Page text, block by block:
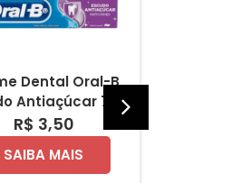
Dental Oral-B
Antiaçúcar 70g
R$ 3,50
SAIBA MAIS